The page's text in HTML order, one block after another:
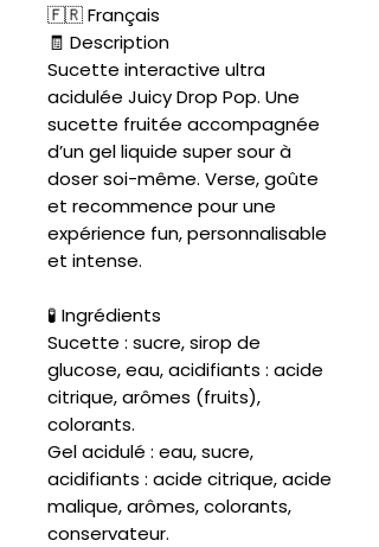
🇫🇷 Français
🧾 Description
Sucette interactive ultra
acidulée Juicy Drop Pop. Une
sucette fruitée accompagnée
d’un gel liquide super sour à
doser soi-même. Verse, goûte
et recommence pour une
expérience fun, personnalisable
et intense.
🧪 Ingrédients
Sucette : sucre, sirop de
glucose, eau, acidifiants : acide
citrique, arômes (fruits),
colorants.
Gel acidulé : eau, sucre,
acidifiants : acide citrique, acide
malique, arômes, colorants,
conservateur.